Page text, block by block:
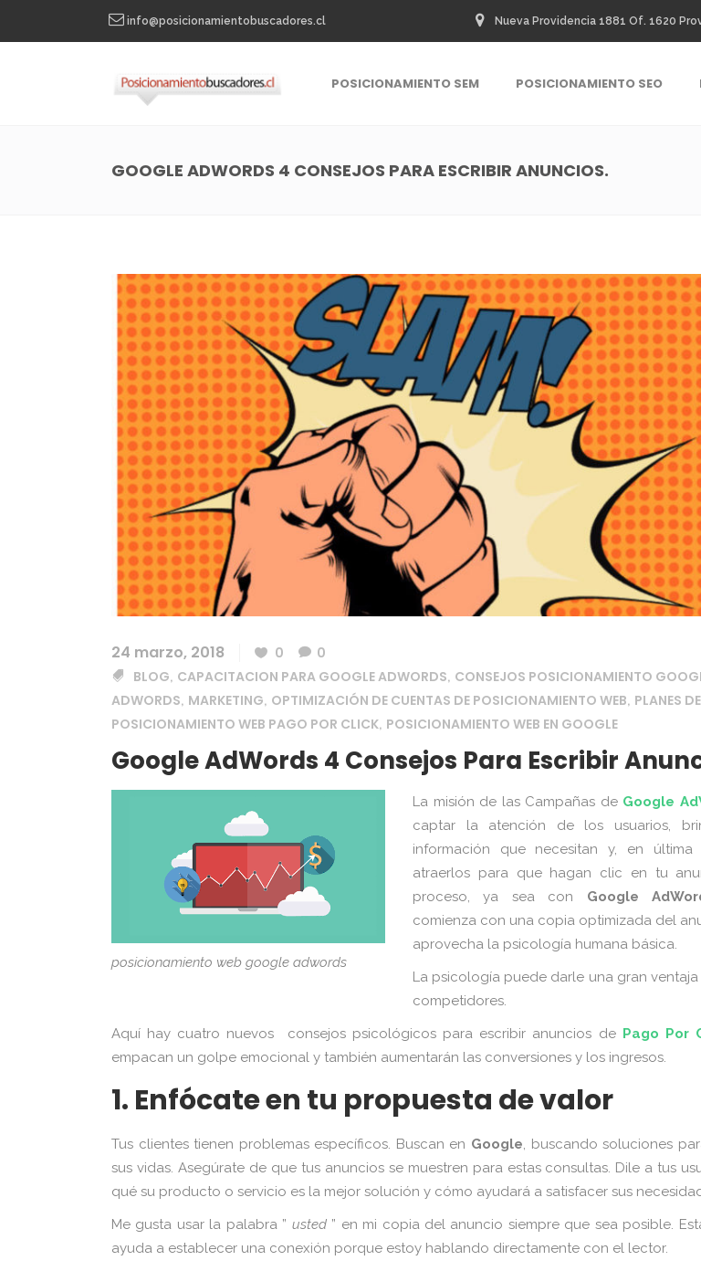
info@posicionamientobuscadores.cl Nueva Providencia 1881 Of. 1620
POSICIONAMIENTO SEM POSICIONAMIENTO SEO
GOOGLE ADWORDS 4 CONSEJOS PARA ESCRIBIR ANUNCIOS.
24 marzo, 2018 0
0
BLOG, CAPACITACION PARA GOOGLE ADWORDS, CONSEJOS POSICIONAMIENTO
ADWORDS, MARKETING, OPTIMIZACIÓN DE CUENTAS DE POSICIONAMIENTO WEB, PLANES DE
POSICIONAMIENTO WEB PAGO POR CLICK, POSICIONAMIENTO WEB EN GOOGLE
Google AdWords 4 Consejos Para Escribir
posicionamiento web google adwords
La misión de las Campañas de Google
captar la atención de los usuarios,
información que necesitan y, en última
atraerlos para que hagan clic en tu
proceso, ya sea con Google
comienza con una copia optimizada del
aprovecha la psicología humana básica.
La psicología puede darle una gran
competidores.
Aquí hay cuatro nuevos consejos psicológicos para escribir anuncios de Pago Por
empacan un golpe emocional y también aumentarán las conversiones y los ingresos.
1. Enfócate en tu propuesta de valor
Tus clientes tienen problemas específicos. Buscan en Google, buscando soluciones
sus vidas. Asegúrate de que tus anuncios se muestren para estas consultas. Dile a tus
qué su producto o servicio es la mejor solución y cómo ayudará a satisfacer sus
Me gusta usar la palabra ” usted” en mi copia del anuncio siempre que sea posible.
ayuda a establecer una conexión porque estoy hablando directamente con el lector.